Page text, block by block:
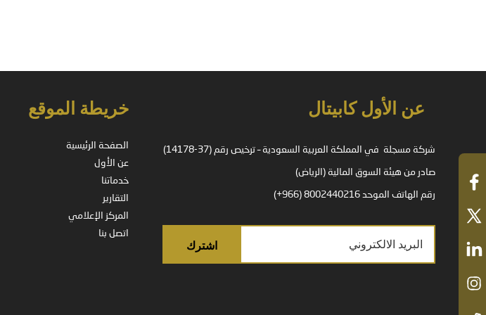
عن الأول كابيتال
شركة مسجلة في المملكة العربية السعودية – ترخيص رقم (37-14178)
صادر من هيئة السوق المالية (الرياض)
رقم الهاتف الموحد 8002440216 (966+)
خريطة الموقع
الصفحة الرئيسية
عن الأول
خدماتنا
التقارير
المركز الإعلامي
اتصل بنا